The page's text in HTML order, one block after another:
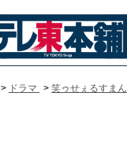
> ドラマ > 笑ゥせぇるすまん